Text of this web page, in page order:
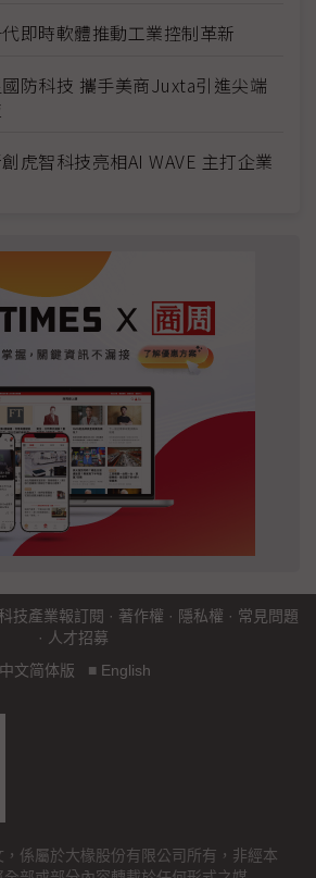
即時軟體推動工業控制革新
防科技 攜手美商Juxta引進尖端
虎智科技亮相AI WAVE 主打企業
科技產業報訂閱 · 著作權 · 隱私權 · 常見問題
· 人才招募
中文简体版 ■ English
係屬於大椽股份有限公司所有，非經本